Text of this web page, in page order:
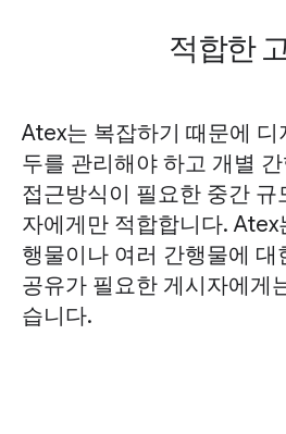
적합한
Atex는 복잡하기 때문에 디
두를 관리해야 하고 개별
접근방식이 필요한 중간 규
자에게만 적합합니다.
행물이나 여러 간행물에
공유가 필요한 게시자에게
습니다.